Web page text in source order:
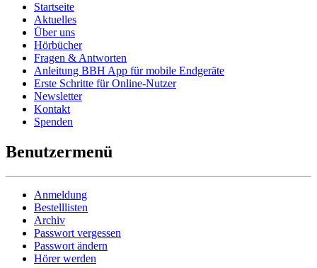
Startseite
Aktuelles
Über uns
Hörbücher
Fragen & Antworten
Anleitung BBH App für mobile Endgeräte
Erste Schritte für Online-Nutzer
Newsletter
Kontakt
Spenden
Benutzermenü
Anmeldung
Bestelllisten
Archiv
Passwort vergessen
Passwort ändern
Hörer werden